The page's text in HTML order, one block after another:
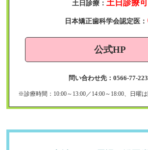
土日診療： 土日診療可
日本矯正歯科学会認定医：
公式HP
問い合わせ先：0566-77-
※診療時間：10:00～13:00／14:00～18:00、日曜